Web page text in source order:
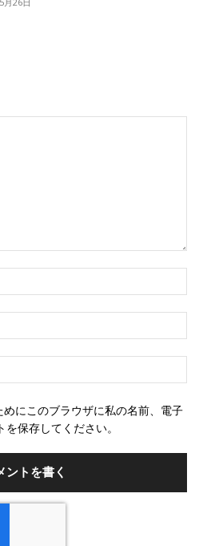
前
メ
ー
ェ
にこのブラウザに私の名前、電子
保存してください。